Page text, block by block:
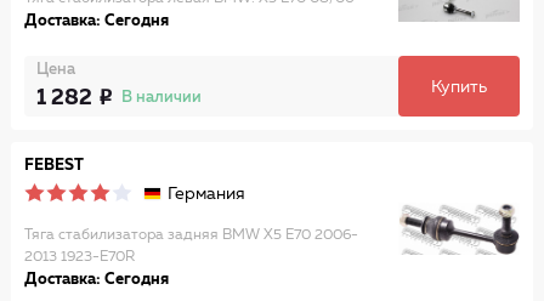
Доставка: Сегодня
Цена
1 282 В наличии
Купить
FEBEST
Германия
Тяга стабилизатора задняя BMW X5 E70 2006-
2013 1923-E70R
Доставка: Сегодня